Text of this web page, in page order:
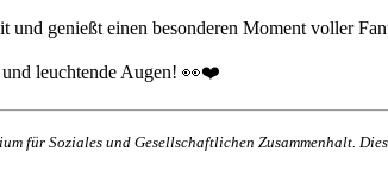
genießt einen besonderen Moment voller
und leuchtende Augen! 👀❤️
für Soziales und Gesellschaftlichen Zusammenhalt.